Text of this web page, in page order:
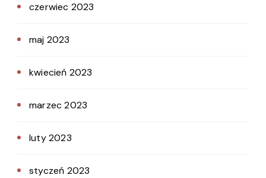
czerwiec 2023
maj 2023
kwiecień 2023
marzec 2023
luty 2023
styczeń 2023